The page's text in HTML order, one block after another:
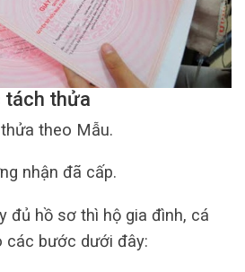
tách thửa
theo Mẫu.
nhận đã cấp.
đủ hồ sơ thì hộ gia đình, cá
các bước dưới đây: